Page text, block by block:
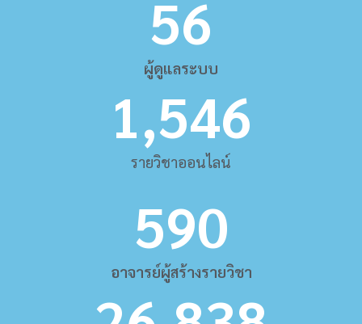
ผู้ดูแลระบบ
56
รายวิชาออนไลน์
1,546
อาจารย์ผู้สร้างรายวิชา
590